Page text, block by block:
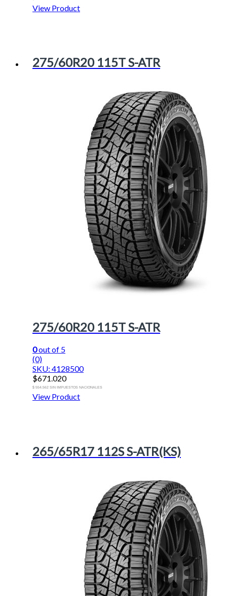
View Product
275/60R20 115T S-ATR
275/60R20 115T S-ATR
0out of 5
(0)
SKU: 4128500
$671.020
$ 554.562 SIN IMPUESTOS NACIONALES
View Product
265/65R17 112S S-ATR(KS)